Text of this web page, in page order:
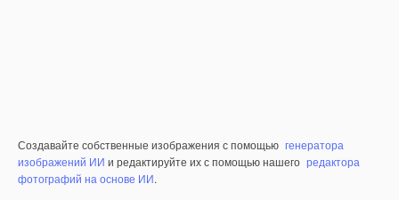
Создавайте собственные изображения с помощью генератора
изображений ИИ и редактируйте их с помощью нашего редактора
фотографий на основе ИИ.